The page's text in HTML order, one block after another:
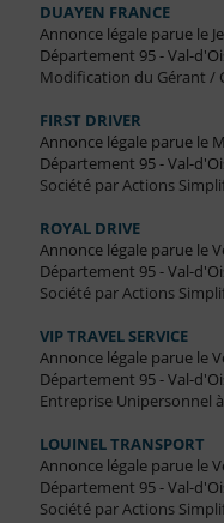
DUAYEN FRANCE
Annonce légale parue le
Département 95 - Val-
Modification du Gérant /
FIRST DRIVER
Annonce légale parue le
Département 95 - Val-
Société par Actions
ROYAL DRIVE
Annonce légale parue le
Département 95 - Val-
Société par Actions
VIP TRAVEL SERVICE
Annonce légale parue le
Département 95 - Val-
Entreprise Unipersonnel
LOUINEL TRANSPORT
Annonce légale parue le
Département 95 - Val-
Société par Actions